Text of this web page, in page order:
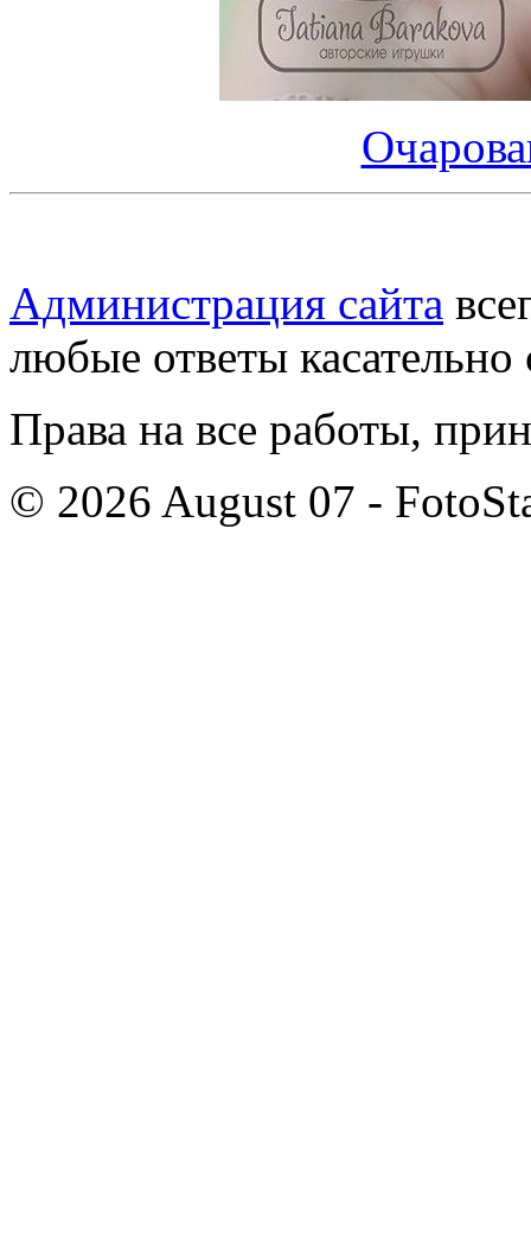
Администрация сайта
любые ответы касательно
Права на все работы,
© 2026 August 07 -